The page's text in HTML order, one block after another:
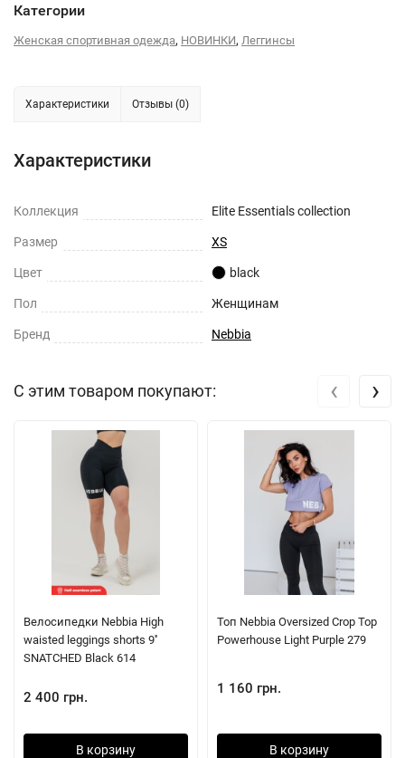
Категории
Женская спортивная одежда, НОВИНКИ, Леггинсы
Характеристики Отзывы (0)
Характеристики
Коллекция Elite Essentials collection
Размер XS
Цвет black
Пол Женщинам
Бренд Nebbia
С этим товаром покупают:
Велосипедки Nebbia High
waisted leggings shorts 9''
SNATCHED Black 614
2 400 грн.
В корзину
Топ Nebbia Oversized Crop Top
Powerhouse Light Purple 279
1 160 грн.
В корзину
‹ ›